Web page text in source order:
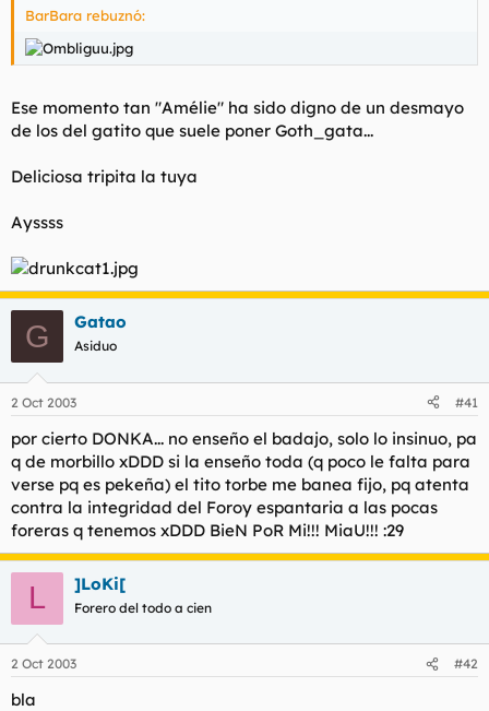
BarBara rebuznó:
Ese momento tan "Amélie" ha sido digno de un desmayo
de los del gatito que suele poner Goth_gata...
Deliciosa tripita la tuya
Ayssss
G Gatao
Asiduo
2 Oct 2003 #41
por cierto DONKA... no enseño el badajo, solo lo insinuo, pa
q de morbillo xDDD si la enseño toda (q poco le falta para
verse pq es pekeña) el tito torbe me banea fijo, pq atenta
contra la integridad del Foroy espantaria a las pocas
foreras q tenemos xDDD BieN PoR Mi!!! MiaU!!! :29
L ]LoKi[
Forero del todo a cien
2 Oct 2003 #42
bla